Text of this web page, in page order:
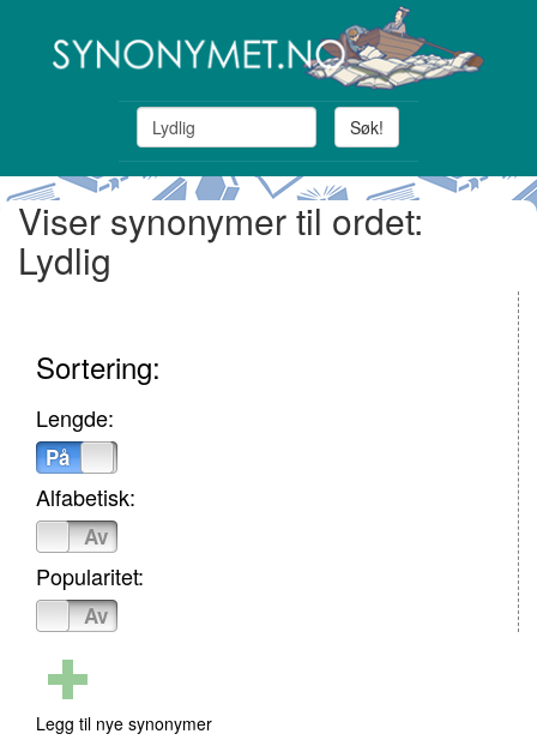
Søk!
Viser synonymer til ordet:
Lydlig
Sortering:
Lengde:
På
Alfabetisk:
Av
Popularitet:
Av
Legg til nye synonymer